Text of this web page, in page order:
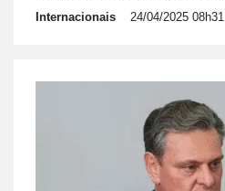
Internacionais 24/04/2025 08h31